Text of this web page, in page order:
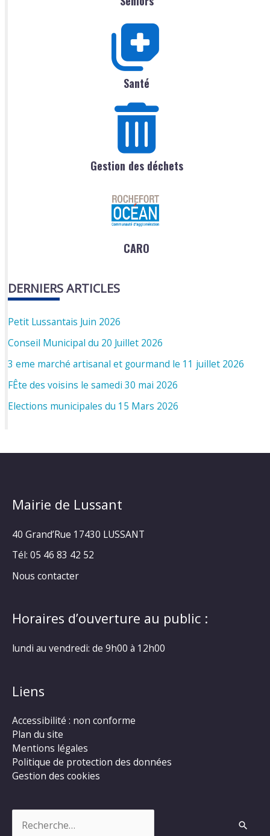
Santé
Gestion des déchets
CARO
DERNIERS ARTICLES
Petit Lussantais Juin 2026
Conseil Municipal du 20 Juillet 2026
3 eme marché artisanal et gourmand le 11 juillet 2026
FÊte des voisins le samedi 30 mai 2026
Elections municipales du 15 Mars 2026
Mairie de Lussant
40 Grand’Rue 17430 LUSSANT
Tél: 05 46 83 42 52
Nous contacter
Horaires d’ouverture au public :
lundi au vendredi: de 9h00 à 12h00
Liens
Accessibilité : non conforme
Plan du site
Mentions légales
Politique de protection des données
Gestion des cookies